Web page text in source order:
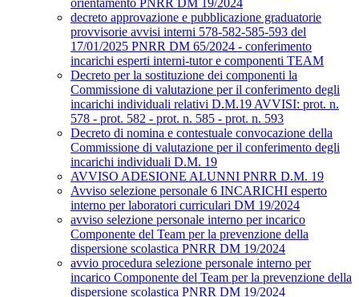
orientamento PNRR DM 19/2024
decreto approvazione e pubblicazione graduatorie
provvisorie avvisi interni 578-582-585-593 del
17/01/2025 PNRR DM 65/2024 - conferimento
incarichi esperti interni-tutor e componenti TEAM
Decreto per la sostituzione dei componenti la
Commissione di valutazione per il conferimento degli
incarichi individuali relativi D.M.19 AVVISI: prot. n.
578 - prot. 582 - prot. n. 585 - prot. n. 593
Decreto di nomina e contestuale convocazione della
Commissione di valutazione per il conferimento degli
incarichi individuali D.M. 19
AVVISO ADESIONE ALUNNI PNRR D.M. 19
Avviso selezione personale 6 INCARICHI esperto
interno per laboratori curriculari DM 19/2024
avviso selezione personale interno per incarico
Componente del Team per la prevenzione della
dispersione scolastica PNRR DM 19/2024
avvio procedura selezione personale interno per
incarico Componente del Team per la prevenzione della
dispersione scolastica PNRR DM 19/2024